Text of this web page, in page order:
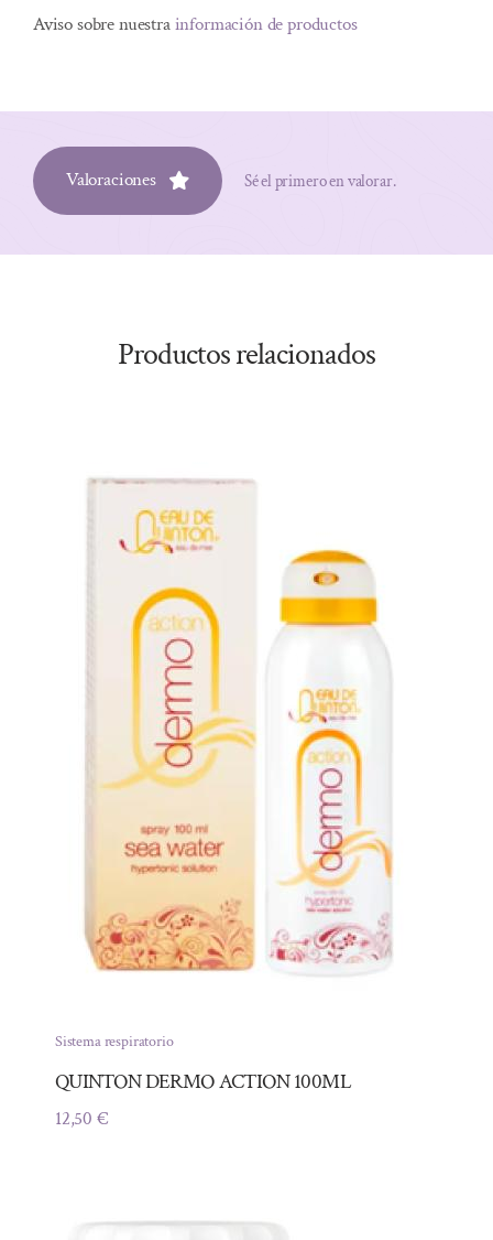
Aviso sobre nuestrainformación de productos
Valoraciones Sé el primero en valorar.
Productos relacionados
Sistema respiratorio
QUINTON DERMO ACTION 100ML
12,50 €